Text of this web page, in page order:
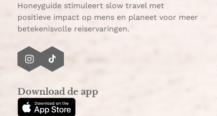
Honeyguide stimuleert slow travel met
positieve impact op mens en planeet voor meer
betekenisvolle reiservaringen.
I
t
a
T
T
o
Download de app